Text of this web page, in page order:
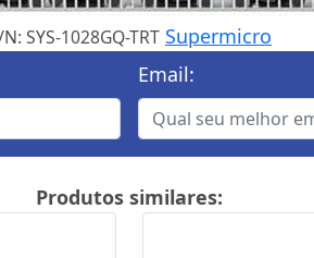
SYS-1028GQ-TRT Supermicro
Email:
Produtos similares: